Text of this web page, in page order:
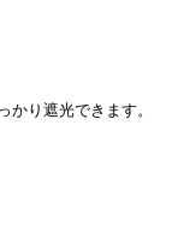
り遮光できます。